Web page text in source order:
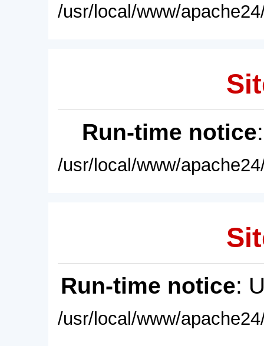
/usr/local/www/
Run-time notice
/usr/local/www/
Run-time notice:
/usr/local/www/